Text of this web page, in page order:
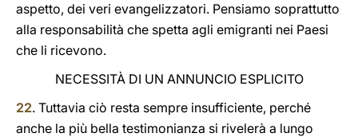
aspetto, dei veri evangelizzatori. Pensiamo soprattutto
alla responsabilità che spetta agli emigranti nei Paesi
che li ricevono.
NECESSITÀ DI UN ANNUNCIO ESPLICITO
22. Tuttavia ciò resta sempre insufficiente, perché
anche la più bella testimonianza si rivelerà a lungo